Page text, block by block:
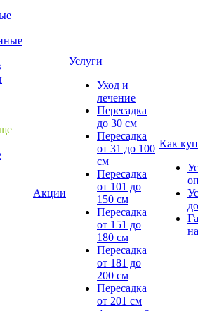
Акции
Услуги
Уход и
лечение
Пересадка
до 30 см
Пересадка
от 31 до 100
см
Пересадка
от 101 до
150 см
Пересадка
от 151 до
180 см
Пересадка
от 181 до
200 см
Пересадка
от 201 см
Как